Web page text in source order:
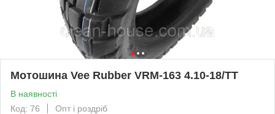
Мотошина Vee Rubber VRM-163 4.10-18/TT
В наявності
Код: 76
Опт і роздріб